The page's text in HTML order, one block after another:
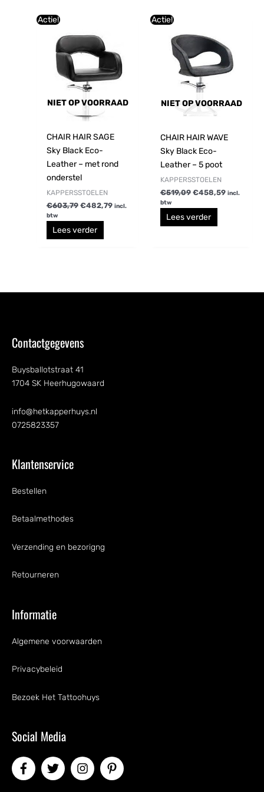
Actie!
NIET OP VOORRAAD
CHAIR HAIR SAGE
Sky Black Eco-
Leather – met rond
onderstel
KAPPERSSTOELEN
€603,79
was:
€603,79.
€482,79 incl.
btw
Lees verder
Actie!
NIET OP VOORRAAD
CHAIR HAIR WAVE
Sky Black Eco-
Leather – 5 poot
KAPPERSSTOELEN
€519,09
was:
€519,09.
€458,59
€458,59.
incl.
btw
Lees verder
Contactgegevens
Buysballotstraat 41
1704 SK Heerhugowaard
info@hetkapperhuys.nl
0725823357
Klantenservice
Bestellen
Betaalmethodes
Verzending en bezorigng
Retourneren
Informatie
Algemene voorwaarden
Privacybeleid
Bezoek Het Tattoohuys
Social Media